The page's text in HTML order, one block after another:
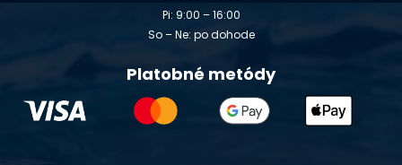
Pi: 9:00 – 16:00
So – Ne: po dohode
Platobné metódy